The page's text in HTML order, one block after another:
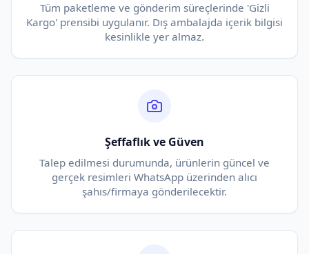
Tüm paketleme ve gönderim süreçlerinde 'Gizli
Kargo' prensibi uygulanır. Dış ambalajda içerik bilgisi
kesinlikle yer almaz.
Şeffaflık ve Güven
Talep edilmesi durumunda, ürünlerin güncel ve
gerçek resimleri WhatsApp üzerinden alıcı
şahıs/firmaya gönderilecektir.